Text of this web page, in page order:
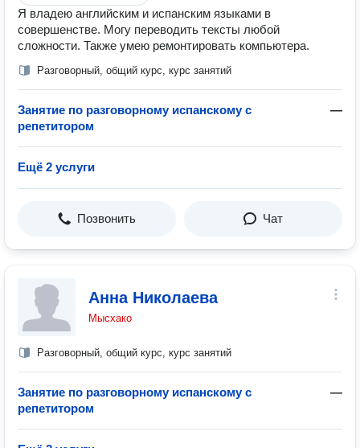
Я владею английским и испанским языками в
совершенстве. Могу переводить тексты любой
сложности. Также умею ремонтировать компьютера.
Разговорный, общий курс, курс занятий
Занятие по разговорному испанскому с
репетитором
—
Ещё 2 услуги
Позвонить Чат
Анна Николаева
Мысхако
Разговорный, общий курс, курс занятий
Занятие по разговорному испанскому с
репетитором
—